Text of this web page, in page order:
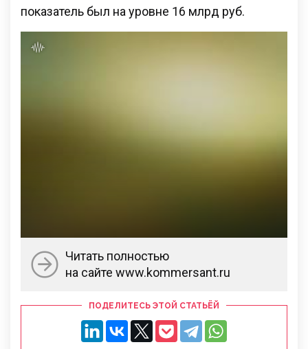
показатель был на уровне 16 млрд руб.
Читать полностью
на сайте www.kommersant.ru
ПОДЕЛИТЕСЬ ЭТОЙ СТАТЬЁЙ